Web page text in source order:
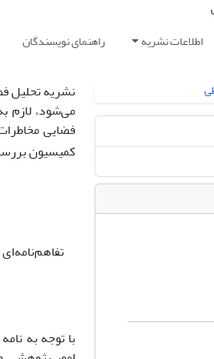
اطلاعات نشریه راهنمای نویسندگان
نشریه تحلیل
می‌شود، لازم
فضایی
کمیسیون